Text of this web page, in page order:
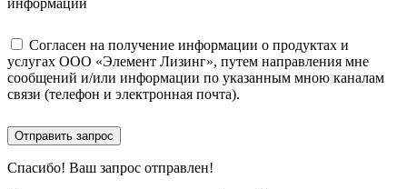
Согласен на получение информации о продуктах и
услугах ООО «Элемент Лизинг», путем направления мне
сообщений и/или информации по указанным мною каналам
связи (телефон и электронная почта).
Отправить запрос
Спасибо! Ваш запрос отправлен!